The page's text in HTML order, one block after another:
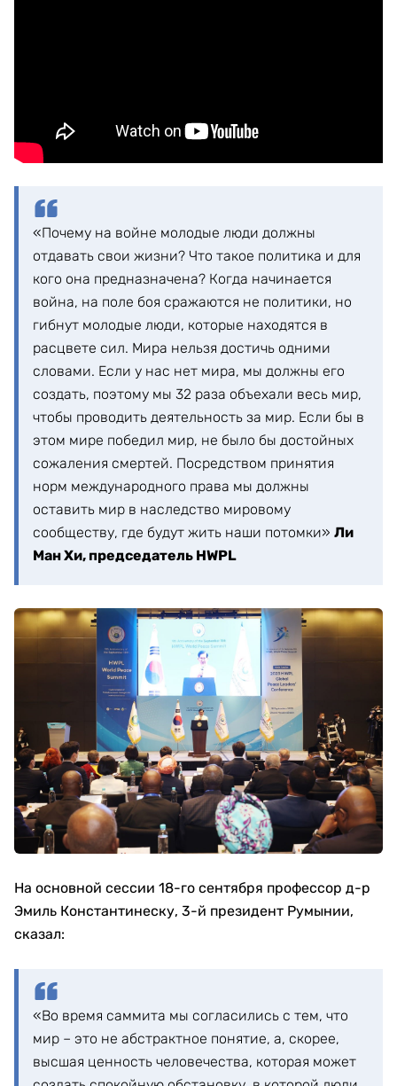
«Почему на войне молодые люди должны
отдавать свои жизни? Что такое политика и для
кого она предназначена? Когда начинается
война, на поле боя сражаются не политики, но
гибнут молодые люди, которые находятся в
расцвете сил. Мира нельзя достичь одними
словами. Если у нас нет мира, мы должны его
создать, поэтому мы 32 раза объехали весь мир,
чтобы проводить деятельность за мир. Если бы в
этом мире победил мир, не было бы достойных
сожаления смертей. Посредством принятия
норм международного права мы должны
оставить мир в наследство мировому
сообществу, где будут жить наши потомки» Ли
Ман Хи, председатель HWPL
На основной сессии 18-го сентября профессор д-р
Эмиль Константинеску, 3-й президент Румынии,
сказал:
«Во время саммита мы согласились с тем, что
мир – это не абстрактное понятие, а, скорее,
высшая ценность человечества, которая может